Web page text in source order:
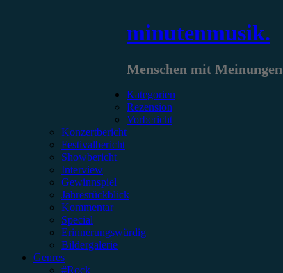
minutenmusik.
Menschen mit
Kategorien
Rezension
Vorbericht
Konzertbericht
Festivalbericht
Showbericht
Interview
Gewinnspiel
Jahresrückblick
Kommentar
Special
Erinnerungswürdig
Bildergalerie
Genres
#Rock